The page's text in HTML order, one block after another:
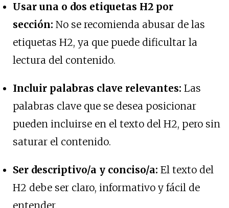
Usar una o dos etiquetas H2 por
sección: No se recomienda abusar de las
etiquetas H2, ya que puede dificultar la
lectura del contenido.
Incluir palabras clave relevantes: Las
palabras clave que se desea posicionar
pueden incluirse en el texto del H2, pero sin
saturar el contenido.
Ser descriptivo/a y conciso/a: El texto del
H2 debe ser claro, informativo y fácil de
entender.